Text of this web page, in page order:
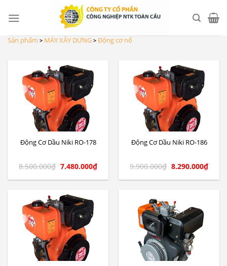
content
Sản phẩm > MÁY XÂY DỰNG > Động cơ nổ
Động Cơ Dầu Niki RO-178
8.500.000₫ 7.480.000₫
Động Cơ Dầu Niki RO-186
9.900.000₫ 8.290.000₫